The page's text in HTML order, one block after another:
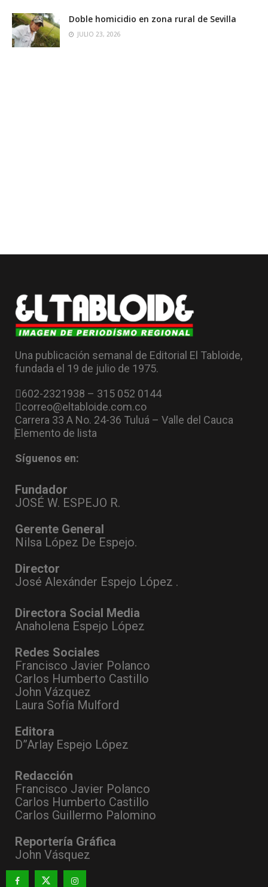
Doble homicidio en zona rural de Sevilla
JULIO 23, 2026
Una publicación semanal de Editorial El Tabloide,
fundada el 19 de julio de 1975.
602-2321938 – 315 052 0144
correo@eltabloide.com.co
Carrera 33 A No. 24-36 Tuluá – Valle del Cauca
Elemento de lista
Síguenos en:
Fundador
JOSÉ W. ESPEJO R.
Gerente General
Nilsa López De Espejo.
Director
José Alexánder Espejo López .
Directora Social Media
Anaholena Espejo López
Redes Sociales
Francisco Javier Polanco
Carlos Humberto Castillo
John Vázquez
Laura Sofía Mulford
Editora
D”Arlay Espejo López
Redacción
Francisco Javier Polanco
Carlos Humberto Castillo
Carlos Guillermo Palomino
Reportería Gráfica
John Vásquez